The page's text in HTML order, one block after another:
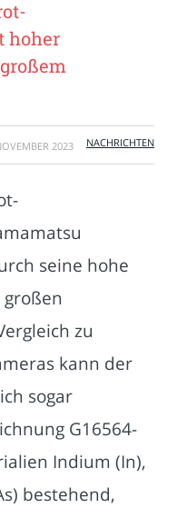
hoher
2023 NACHRICHTEN
seine hohe
zu
kann der
sogar
G16564-
Indium (In),
bestehend,